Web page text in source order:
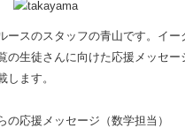
ースのスタッフの青山です。イー
の生徒さんに向けた応援メッセー
します。
の応援メッセージ（数学担当）